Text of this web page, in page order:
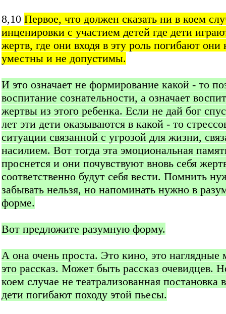
8,10 Первое, что должен сказать ни в коем
инценировки с участием детей где дети
жертв, где они входя в эту роль погибают они
уместны и не допустимы.
И это означает не формирование какой - то
воспитание сознательности, а означает
жертвы из этого ребенка. Если не дай бог
лет эти дети оказываются в какой - то
ситуации связанной с угрозой для жизни,
насилием. Вот тогда эта эмоциональная
проснется и они почувствуют вновь себя
соответственно будут себя вести. Помнить
забывать нельзя, но напоминать нужно в
форме.
Вот предложите разумную форму.
А она очень проста. Это кино, это наглядные
это рассказ. Может быть рассказ очевидцев.
коем случае не театрализованная постановка
дети погибают походу этой пьесы.